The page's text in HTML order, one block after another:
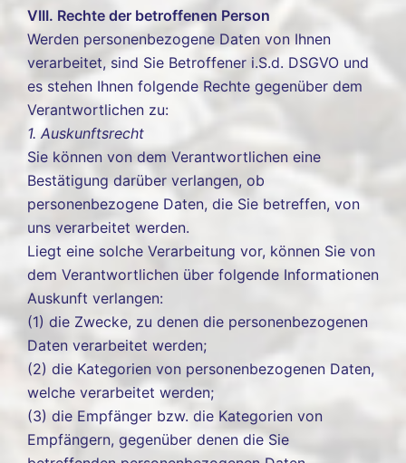
VIII. Rechte der betroffenen Person
Werden personenbezogene Daten von Ihnen
verarbeitet, sind Sie Betroffener i.S.d. DSGVO und
es stehen Ihnen folgende Rechte gegenüber dem
Verantwortlichen zu:
1. Auskunftsrecht
Sie können von dem Verantwortlichen eine
Bestätigung darüber verlangen, ob
personenbezogene Daten, die Sie betreffen, von
uns verarbeitet werden.
Liegt eine solche Verarbeitung vor, können Sie von
dem Verantwortlichen über folgende Informationen
Auskunft verlangen:
(1) die Zwecke, zu denen die personenbezogenen
Daten verarbeitet werden;
(2) die Kategorien von personenbezogenen Daten,
welche verarbeitet werden;
(3) die Empfänger bzw. die Kategorien von
Empfängern, gegenüber denen die Sie